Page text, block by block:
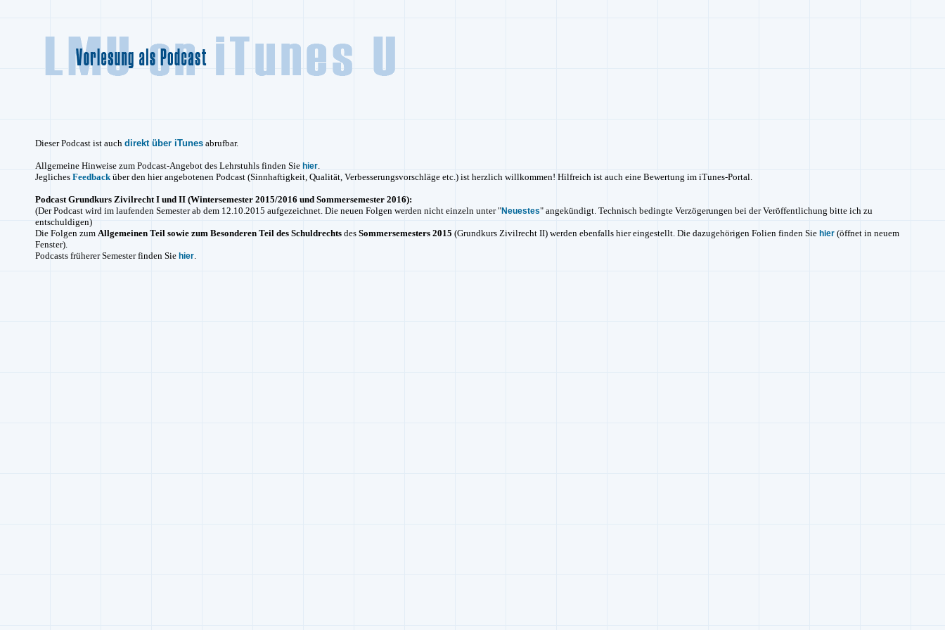
Dieser Podcast ist auch direkt über iTunes abrufbar.
Allgemeine Hinweise zum Podcast-Angebot des Lehrstuhls finden Sie hier.
Jegliches Feedbacküber den hier angebotenen Podcast (Sinnhaftigkeit, Qualität, Verbesserungsvorschläge etc.) ist herzlich willkommen! Hilfreich ist auch eine Bewertung im iTunes-Portal.
Podcast Grundkurs Zivilrecht I und II (Wintersemester 2015/2016 und Sommersemester 2016):
(Der Podcast wird im laufenden Semester ab dem 12.10.2015 aufgezeichnet. Die neuen Folgen werden nicht einzeln unter "Neuestes" angekündigt. Technisch bedingte Verzögerungen bei der Veröffentlichung bitte ich zu
entschuldigen)
Die Folgen zum Allgemeinen Teil sowie zum Besonderen Teil des Schuldrechts des Sommersemesters 2015 (Grundkurs Zivilrecht II) werden ebenfalls hier eingestellt. Die dazugehörigen Folien finden Sie hier (öffnet in neuem
Fenster).
Podcasts früherer Semester finden Sie hier.